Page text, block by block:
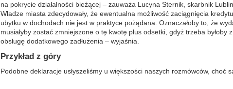
na pokrycie działalności bieżącej – zauważa Lucyna Sternik, skarbnik
Władze miasta zdecydowały, że ewentualna możliwość zaciągnięcia
ubytku w dochodach nie jest w praktyce pożądana. Oznaczałoby to, że
musiałyby zostać zmniejszone o tę kwotę plus odsetki, gdyż trzeba byłoby
obsługę dodatkowego zadłużenia – wyjaśnia.
Przykład z góry
Podobne deklaracje usłyszeliśmy u większości naszych rozmówców, choć